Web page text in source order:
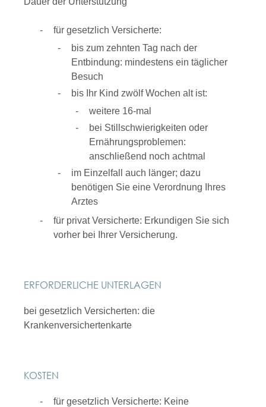
für gesetzlich Versicherte:
bis zum zehnten Tag nach der
Entbindung: mindestens ein täglicher
Besuch
bis Ihr Kind zwölf Wochen alt ist:
weitere 16-mal
bei Stillschwierigkeiten oder
Ernährungsproblemen:
anschließend noch achtmal
im Einzelfall auch länger; dazu
benötigen Sie eine Verordnung Ihres
Arztes
für privat Versicherte: Erkundigen Sie sich
vorher bei Ihrer Versicherung.
ERFORDERLICHE UNTERLAGEN
bei gesetzlich Versicherten: die
Krankenversichertenkarte
KOSTEN
für gesetzlich Versicherte: Keine